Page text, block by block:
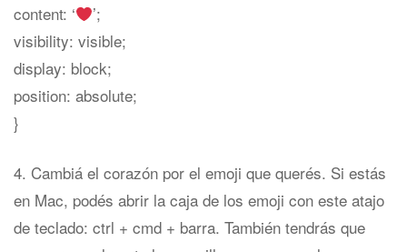
content: ‘
’;
visibility: visible;
display: block;
position: absolute;
}
4. Cambiá el corazón por el emoji que querés. Si estás
en Mac, podés abrir la caja de los emoji con este atajo
de teclado: ctrl + cmd + barra. También tendrás que